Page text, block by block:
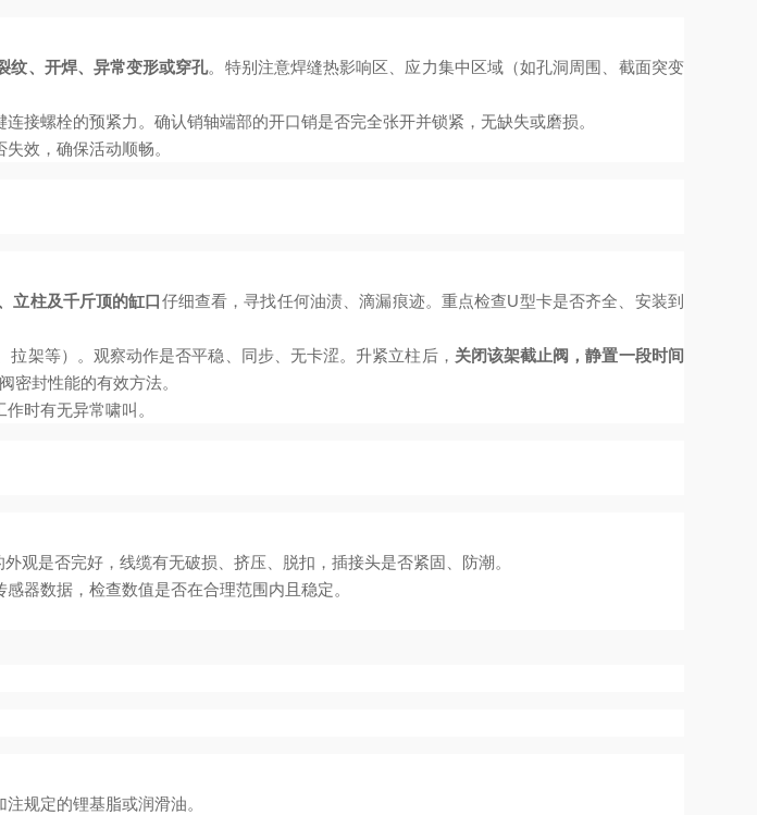
纹、开焊、异常变形或穿孔。特别注意焊缝热影响区、应力集中区域（如孔洞周围、截面突变
接螺栓的预紧力。确认销轴端部的开口销是否完全张开并锁紧，无缺失或磨损。
效，确保活动顺畅。
立柱及千斤顶的缸口仔细查看，寻找任何油渍、滴漏痕迹。重点检查U型卡是否齐全、安装到
拉架等）。观察动作是否平稳、同步、无卡涩。升紧立柱后， 关闭该架截止阀，静置一段时间
密封性能的有效方法。
时有无异常啸叫。
外观是否完好，线缆有无破损、挤压、脱扣，插接头是否紧固、防潮。
器数据，检查数值是否在合理范围内且稳定。
规定的锂基脂或润滑油。